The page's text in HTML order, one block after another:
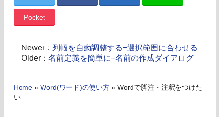
Pocket
Newer： 列幅を自動調整する−選択範囲に合わせる
Older： 名前定義を簡単に−名前の作成ダイアログ
Home » Word(ワード)の使い方 » Wordで脚注・注釈をつけた
い